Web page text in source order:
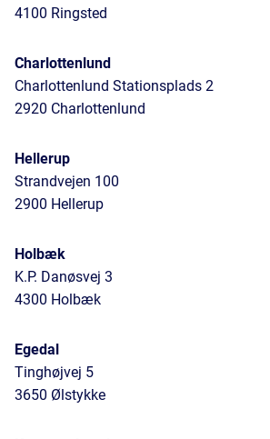
4100 Ringsted
Charlottenlund
Charlottenlund Stationsplads 2
2920 Charlottenlund
Hellerup
Strandvejen 100
2900 Hellerup
Holbæk
K.P. Danøsvej 3
4300 Holbæk
Egedal
Tinghøjvej 5
3650 Ølstykke